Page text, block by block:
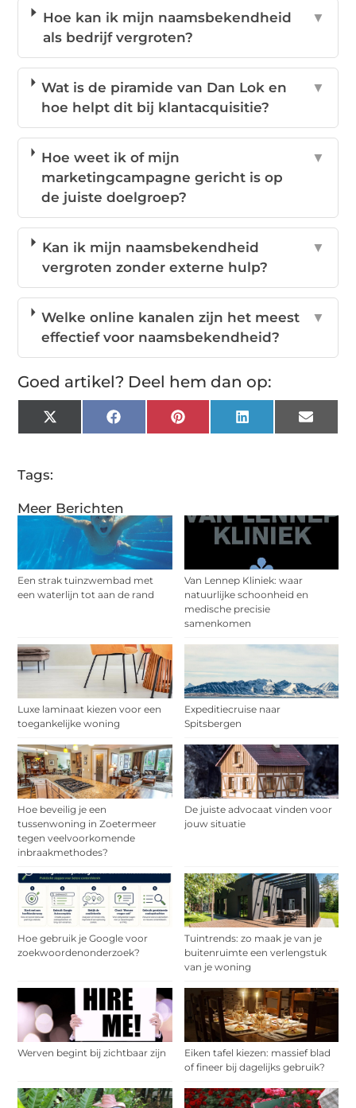
Meer Berichten
Een strak tuinzwembad met
een waterlijn tot aan de rand
Van Lennep Kliniek: waar
natuurlijke schoonheid en
medische precisie
samenkomen
Luxe laminaat kiezen voor een
toegankelijke woning
Expeditiecruise naar
Spitsbergen
Hoe beveilig je een
tussenwoning in Zoetermeer
tegen veelvoorkomende
inbraakmethodes?
De juiste advocaat vinden voor
jouw situatie
Hoe gebruik je Google voor
zoekwoordenonderzoek?
Tuintrends: zo maak je van je
buitenruimte een verlengstuk
van je woning
Werven begint bij zichtbaar zijn
Eiken tafel kiezen: massief blad
of fineer bij dagelijks gebruik?
Hoe kan ik mijn naamsbekendheid
als bedrijf vergroten?
▼
Wat is de piramide van Dan Lok en
hoe helpt dit bij klantacquisitie?
▼
Hoe weet ik of mijn
marketingcampagne gericht is op
de juiste doelgroep?
▼
Kan ik mijn naamsbekendheid
vergroten zonder externe hulp?
▼
Welke online kanalen zijn het meest
effectief voor naamsbekendheid?
▼
Goed artikel? Deel hem dan op:
X
(Twitter)
FacebookPinterestLinkedInEmail
Tags: